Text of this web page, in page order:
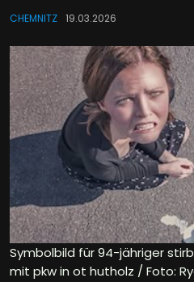
CHEMNITZ 19.03.2026
Symbolbild für 94-jähriger
mit pkw in ot hutholz / Foto: